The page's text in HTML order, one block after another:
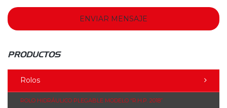
PRODUCTOS
Rolos
ROLO HIDRÁULICO PLEGABLE MODELO “R.H.P. 2018”